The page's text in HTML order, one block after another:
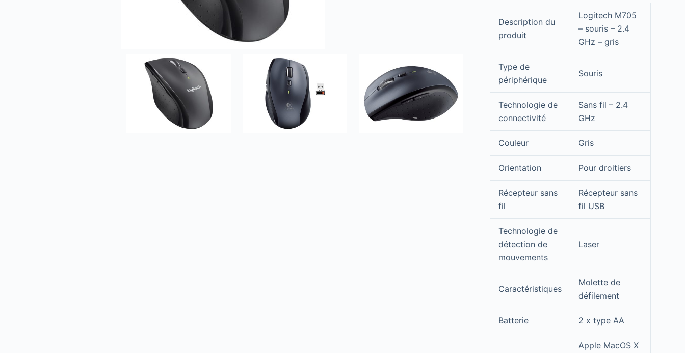
Description du
produit
Logitech M705
– souris – 2.4
GHz – gris
Type de
périphérique
Souris
Technologie de
connectivité
Sans fil – 2.4
GHz
Couleur Gris
Orientation Pour droitiers
Récepteur sans
fil
Récepteur sans
fil USB
Technologie de
détection de
mouvements
Laser
Caractéristiques
Molette de
défilement
Batterie 2 x type AA
Apple MacOS X